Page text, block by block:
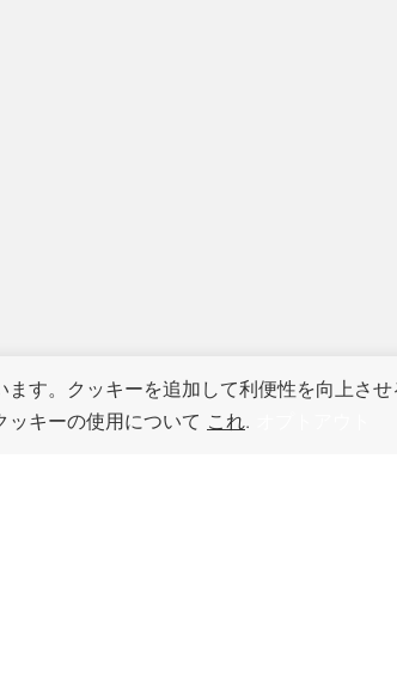
す。クッキーを追加して利便性を向上さ
キーの使用について これ.